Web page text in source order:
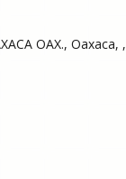
OAX., Oaxaca, ,